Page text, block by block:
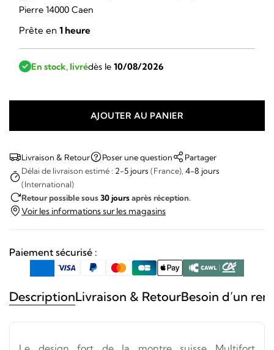
Pierre 14000 Caen
Prête en 1 heure
En stock, livrédès le 10/08/2026
Mido
-
Multifort
chronometer
AJOUTER AU PANIER
Livraison & Retour Poser une question
Partager
Délai de livraison estimé : 2-5 jours (France), 4-8 jours
(International)
Retour possible sous30 joursaprès réception.
Voir les informations sur les magasins
Paiement sécurisé :
DescriptionLivraison & RetourBesoin d’un